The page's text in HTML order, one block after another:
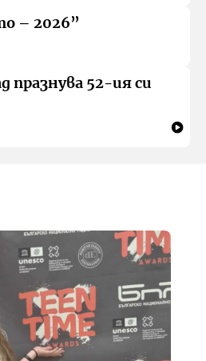
– 2026”
празнува 52-ия си